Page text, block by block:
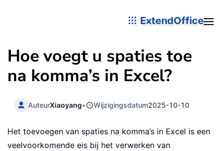
ExtendOffice
Hoe voegt u spaties toe
na komma’s in Excel?
AuteurXiaoyang• Wijzigingsdatum2025-10-10
Het toevoegen van spaties na komma’s in Excel is een
veelvoorkomende eis bij het verwerken van